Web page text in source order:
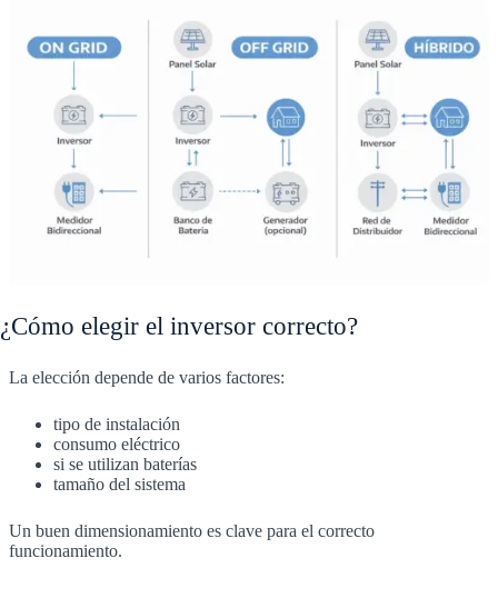
¿Cómo elegir el inversor correcto?
La elección depende de varios factores:
tipo de instalación
consumo eléctrico
si se utilizan baterías
tamaño del sistema
Un buen dimensionamiento es clave para el correcto
funcionamiento.